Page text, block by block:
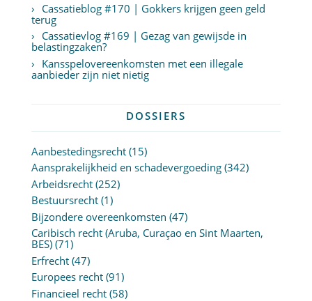
Cassatieblog #170 | Gokkers krijgen geen geld
terug
Cassatievlog #169 | Gezag van gewijsde in
belastingzaken?
Kansspelovereenkomsten met een illegale
aanbieder zijn niet nietig
DOSSIERS
Aanbestedingsrecht(15)
Aansprakelijkheid en schadevergoeding(342)
Arbeidsrecht(252)
Bestuursrecht(1)
Bijzondere overeenkomsten (47)
Caribisch recht (Aruba, Curaçao en Sint Maarten,
BES)(71)
Erfrecht(47)
Europees recht(91)
Financieel recht(58)